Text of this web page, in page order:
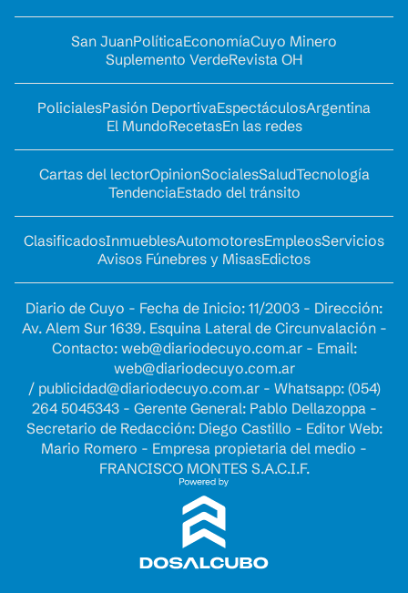
San JuanPolíticaEconomíaCuyo Minero
Suplemento VerdeRevista OH
PolicialesPasión DeportivaEspectáculosArgentina
El MundoRecetasEn las redes
Cartas del lectorOpinionSocialesSaludTecnología
TendenciaEstado del tránsito
ClasificadosInmueblesAutomotoresEmpleosServicios
Avisos Fúnebres y MisasEdictos
Diario de Cuyo - Fecha de Inicio: 11/2003 - Dirección:
Av. Alem Sur 1639. Esquina Lateral de Circunvalación -
Contacto: web@diariodecuyo.com.ar- Email:
web@diariodecuyo.com.ar
/ publicidad@diariodecuyo.com.ar- Whatsapp: (054)
264 5045343 - Gerente General: Pablo Dellazoppa -
Secretario de Redacción: Diego Castillo - Editor Web:
Mario Romero - Empresa propietaria del medio -
FRANCISCO MONTES S.A.C.I.F.